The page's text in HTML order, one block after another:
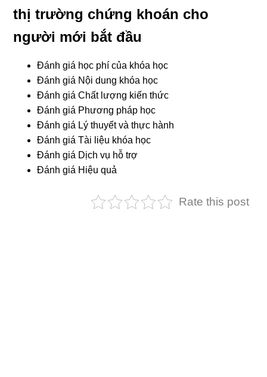
thị trường chứng khoán cho
người mới bắt đầu
Đánh giá học phí của khóa học
Đánh giá Nội dung khóa học
Đánh giá Chất lượng kiến thức
Đánh giá Phương pháp học
Đánh giá Lý thuyết và thực hành
Đánh giá Tài liệu khóa học
Đánh giá Dịch vụ hỗ trợ
Đánh giá Hiệu quả
Rate this post